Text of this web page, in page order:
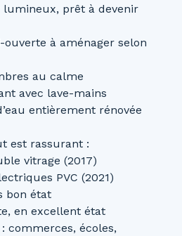
lumineux, prêt à devenir
à aménager selon
au calme
avec lave-mains
entièrement rénovée
est rassurant :
vitrage (2017)
PVC (2021)
bon état
en excellent état
commerces, écoles,